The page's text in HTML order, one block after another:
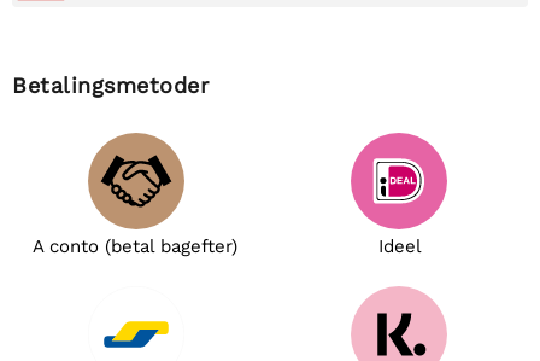
Betalingsmetoder
A conto (betal bagefter) Ideel